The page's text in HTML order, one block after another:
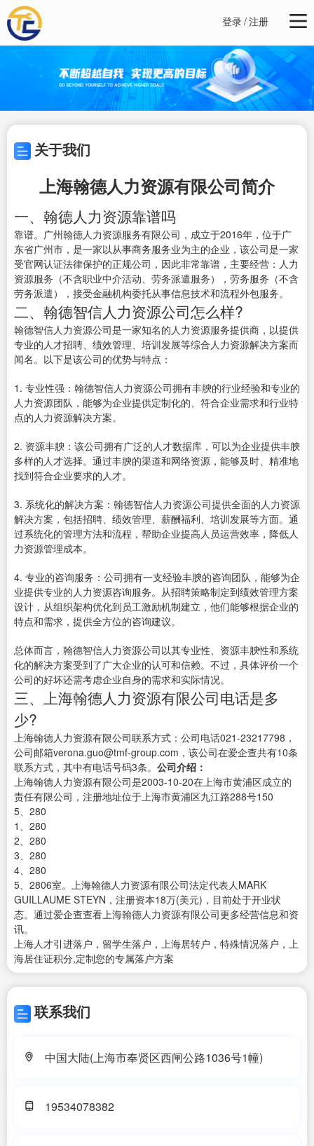
登录/注册
关于我们
上海翰德人力资源有限公司简介
一、翰德人力资源靠谱吗
靠谱。广州翰德人力资源服务有限公司，成立于2016年，位于广
东省广州市，是一家以从事商务服务业为主的企业，该公司是一家
受官网认证法律保护的正规公司，因此非常靠谱，主要经营：人力
资源服务（不含职业中介活动、劳务派遣服务），劳务服务（不含
劳务派遣），接受金融机构委托从事信息技术和流程外包服务。
二、翰德智信人力资源公司怎么样?
翰德智信人力资源公司是一家知名的人力资源服务提供商，以提供
专业的人才招聘、绩效管理、培训发展等综合人力资源解决方案而
闻名。以下是该公司的优势与特点：
1. 专业性强：翰德智信人力资源公司拥有丰腴的行业经验和专业的
人力资源团队，能够为企业提供定制化的、符合企业需求和行业特
点的人力资源解决方案。
2. 资源丰腴：该公司拥有广泛的人才数据库，可以为企业提供丰腴
多样的人才选择。通过丰腴的渠道和网络资源，能够及时、精准地
找到符合企业要求的人才。
3. 系统化的解决方案：翰德智信人力资源公司提供全面的人力资源
解决方案，包括招聘、绩效管理、薪酬福利、培训发展等方面。通
过系统化的管理方法和流程，帮助企业提高人员运营效率，降低人
力资源管理成本。
4. 专业的咨询服务：公司拥有一支经验丰腴的咨询团队，能够为企
业提供专业的人力资源咨询服务。从招聘策略制定到绩效管理方案
设计，从组织架构优化到员工激励机制建立，他们能够根据企业的
特点和需求，提供全方位的咨询建议。
总体而言，翰德智信人力资源公司以其专业性、资源丰腴性和系统
化的解决方案受到了广大企业的认可和信赖。不过，具体评价一个
公司的好坏还需考虑企业自身的需求和实际情况。
三、上海翰德人力资源有限公司电话是多
少?
上海翰德人力资源有限公司联系方式：公司电话021-23217798，
公司邮箱verona.guo@tmf-group.com，该公司在爱企查共有10条
联系方式，其中有电话号码3条。 公司介绍：
上海翰德人力资源有限公司是2003-10-20在上海市黄浦区成立的
责任有限公司，注册地址位于上海市黄浦区九江路288号150
5、280
1、280
2、280
3、280
4、280
5、2806室。上海翰德人力资源有限公司法定代表人MARK
GUILLAUME STEYN，注册资本18万(美元)，目前处于开业状
态。通过爱企查查看上海翰德人力资源有限公司更多经营信息和资
讯。
上海人才引进落户，留学生落户，上海居转户，特殊情况落户，上
海居住证积分,定制您的专属落户方案
联系我们
中国大陆(上海市奉贤区西闸公路1036号1幢)
19534078382